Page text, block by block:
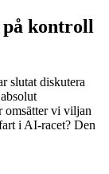
kontroll
slutat diskutera
omsätter vi viljan
i AI-racet? Den